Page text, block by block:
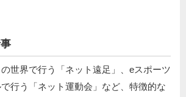
世界で行う「ネット遠足」、eスポーツ
行う「ネット運動会」など、特徴的な